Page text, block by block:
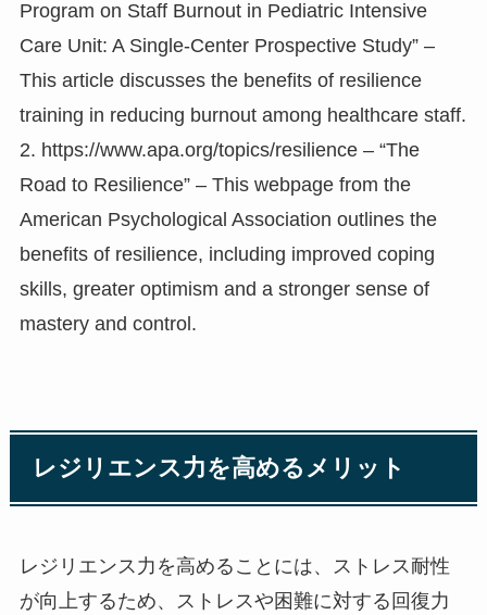
Program on Staff Burnout in Pediatric Intensive
Care Unit: A Single-Center Prospective Study” –
This article discusses the benefits of resilience
training in reducing burnout among healthcare staff.
2. https://www.apa.org/topics/resilience – “The
Road to Resilience” – This webpage from the
American Psychological Association outlines the
benefits of resilience, including improved coping
skills, greater optimism and a stronger sense of
mastery and control.
レジリエンス力を高めるメリット
レジリエンス力を高めることには、ストレス耐性
が向上するため、ストレスや困難に対する回復力